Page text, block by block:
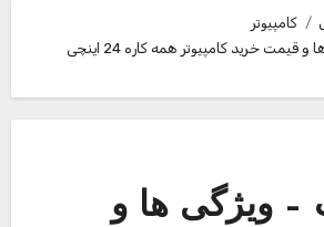
کامپیوتر
مشخصات – ویژگی ها و قیمت خرید کامپیوتر همه کاره 24 اینچی
ویژگی ها و